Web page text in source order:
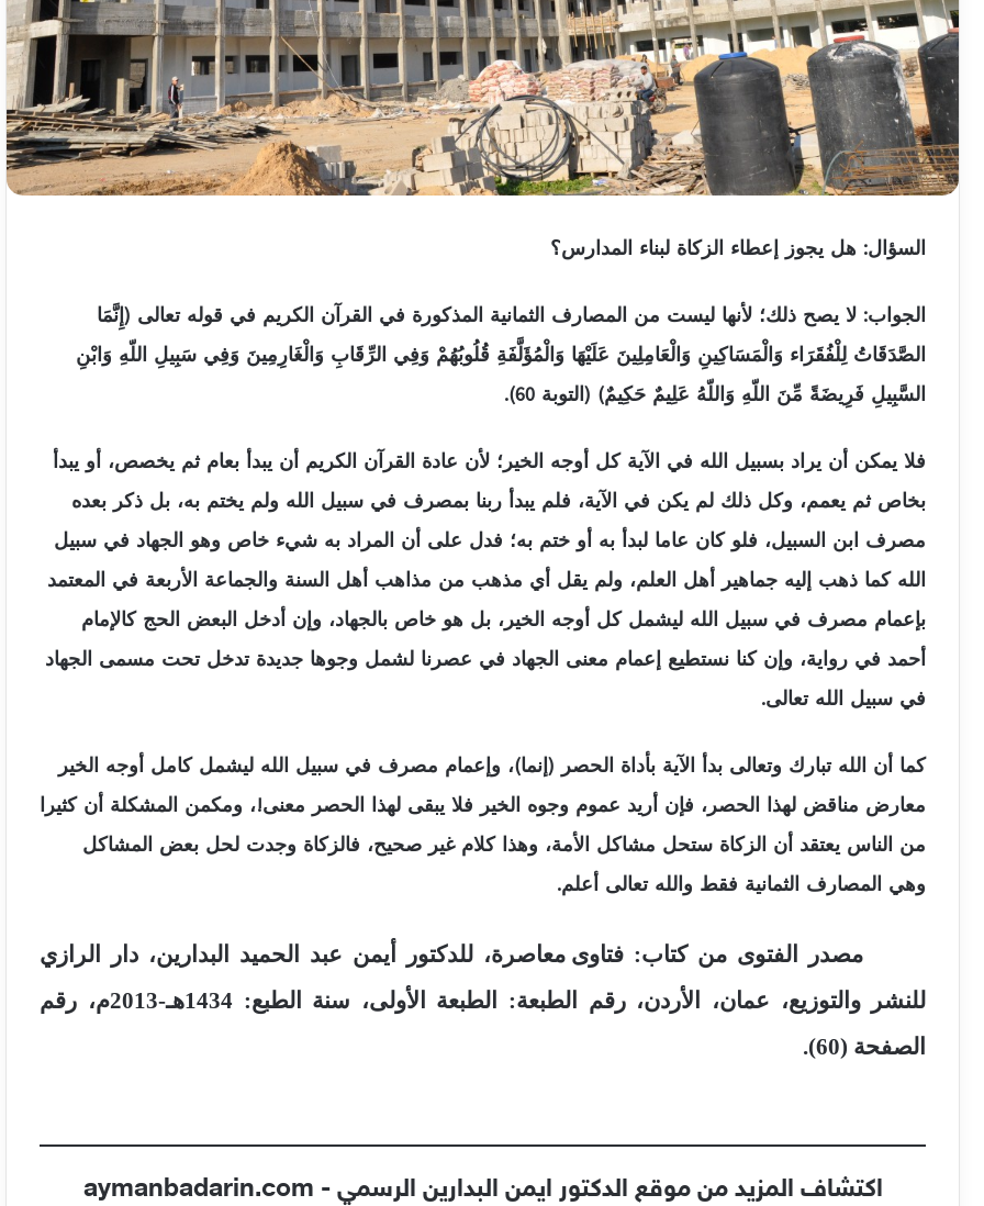
السؤال: هل يجوز إعطاء الزكاة لبناء المدارس؟
الجواب: لا يصح ذلك؛ لأنها ليست من المصارف الثمانية المذكورة في القرآن الكريم في قوله تعالى (إِنَّمَا
الصَّدَقَاتُ لِلْفُقَرَاء وَالْمَسَاكِينِ وَالْعَامِلِينَ عَلَيْهَا وَالْمُؤَلَّفَةِ قُلُوبُهُمْ وَفِي الرِّقَابِ وَالْغَارِمِينَ وَفِي سَبِيلِ اللّهِ وَابْنِ
السَّبِيلِ فَرِيضَةً مِّنَ اللّهِ وَاللّهُ عَلِيمٌ حَكِيمٌ) (التوبة 60).
فلا يمكن أن يراد بسبيل الله في الآية كل أوجه الخير؛ لأن عادة القرآن الكريم أن يبدأ بعام ثم يخصص، أو يبدأ
بخاص ثم يعمم، وكل ذلك لم يكن في الآية، فلم يبدأ ربنا بمصرف في سبيل الله ولم يختم به، بل ذكر بعده
مصرف ابن السبيل، فلو كان عاما لبدأ به أو ختم به؛ فدل على أن المراد به شيء خاص وهو الجهاد في سبيل
الله كما ذهب إليه جماهير أهل العلم، ولم يقل أي مذهب من مذاهب أهل السنة والجماعة الأربعة في المعتمد
بإعمام مصرف في سبيل الله ليشمل كل أوجه الخير، بل هو خاص بالجهاد، وإن أدخل البعض الحج كالإمام
أحمد في رواية، وإن كنا نستطيع إعمام معنى الجهاد في عصرنا لشمل وجوها جديدة تدخل تحت مسمى الجهاد
في سبيل الله تعالى.
كما أن الله تبارك وتعالى بدأ الآية بأداة الحصر (إنما)، وإعمام مصرف في سبيل الله ليشمل كامل أوجه الخير
معارض مناقض لهذا الحصر، فإن أريد عموم وجوه الخير فلا يبقى لهذا الحصر معنى!، ومكمن المشكلة أن كثيرا
من الناس يعتقد أن الزكاة ستحل مشاكل الأمة، وهذا كلام غير صحيح، فالزكاة وجدت لحل بعض المشاكل
وهي المصارف الثمانية فقط والله تعالى أعلم.
مصدر الفتوى من كتاب: فتاوى معاصرة، للدكتور أيمن عبد الحميد البدارين، دار الرازي
للنشر والتوزيع، عمان، الأردن، رقم الطبعة: الطبعة الأولى، سنة الطبع: 1434هـ-2013م، رقم
الصفحة (60).
اكتشاف المزيد من موقع الدكتور ايمن البدارين الرسمي - aymanbadarin.com